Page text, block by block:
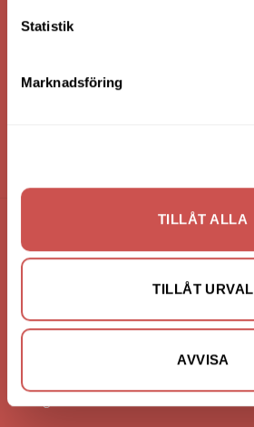
Statistik
Marknadsföring
TILLÅT ALLA
TILLÅT URVAL
AVVISA
Nilssons Möbler i Lammhult
N. Fabriksgatan 2
363 44 Lammhult